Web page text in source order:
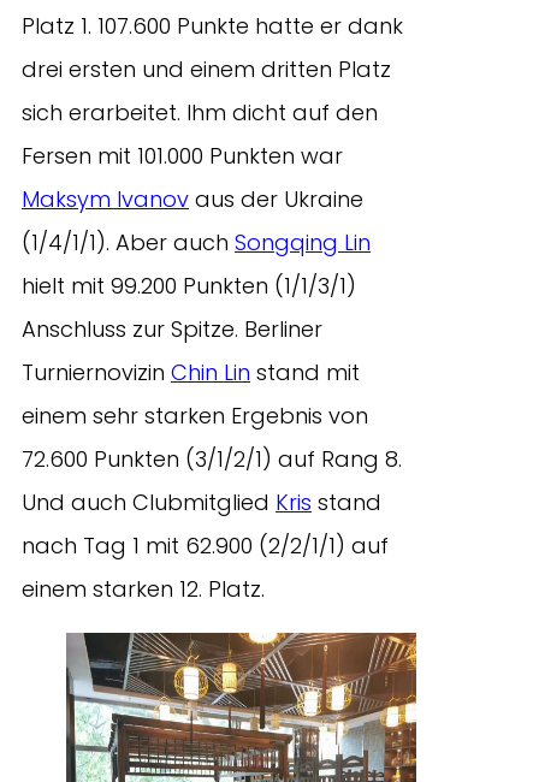
Platz 1. 107.600 Punkte hatte er dank
drei ersten und einem dritten Platz
sich erarbeitet. Ihm dicht auf den
Fersen mit 101.000 Punkten war
Maksym Ivanov aus der Ukraine
(1/4/1/1). Aber auch Songqing Lin
hielt mit 99.200 Punkten (1/1/3/1)
Anschluss zur Spitze. Berliner
Turniernovizin Chin Lin stand mit
einem sehr starken Ergebnis von
72.600 Punkten (3/1/2/1) auf Rang 8.
Und auch Clubmitglied Kris stand
nach Tag 1 mit 62.900 (2/2/1/1) auf
einem starken 12. Platz.